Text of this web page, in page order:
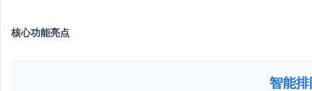
核心功能亮点
智能排